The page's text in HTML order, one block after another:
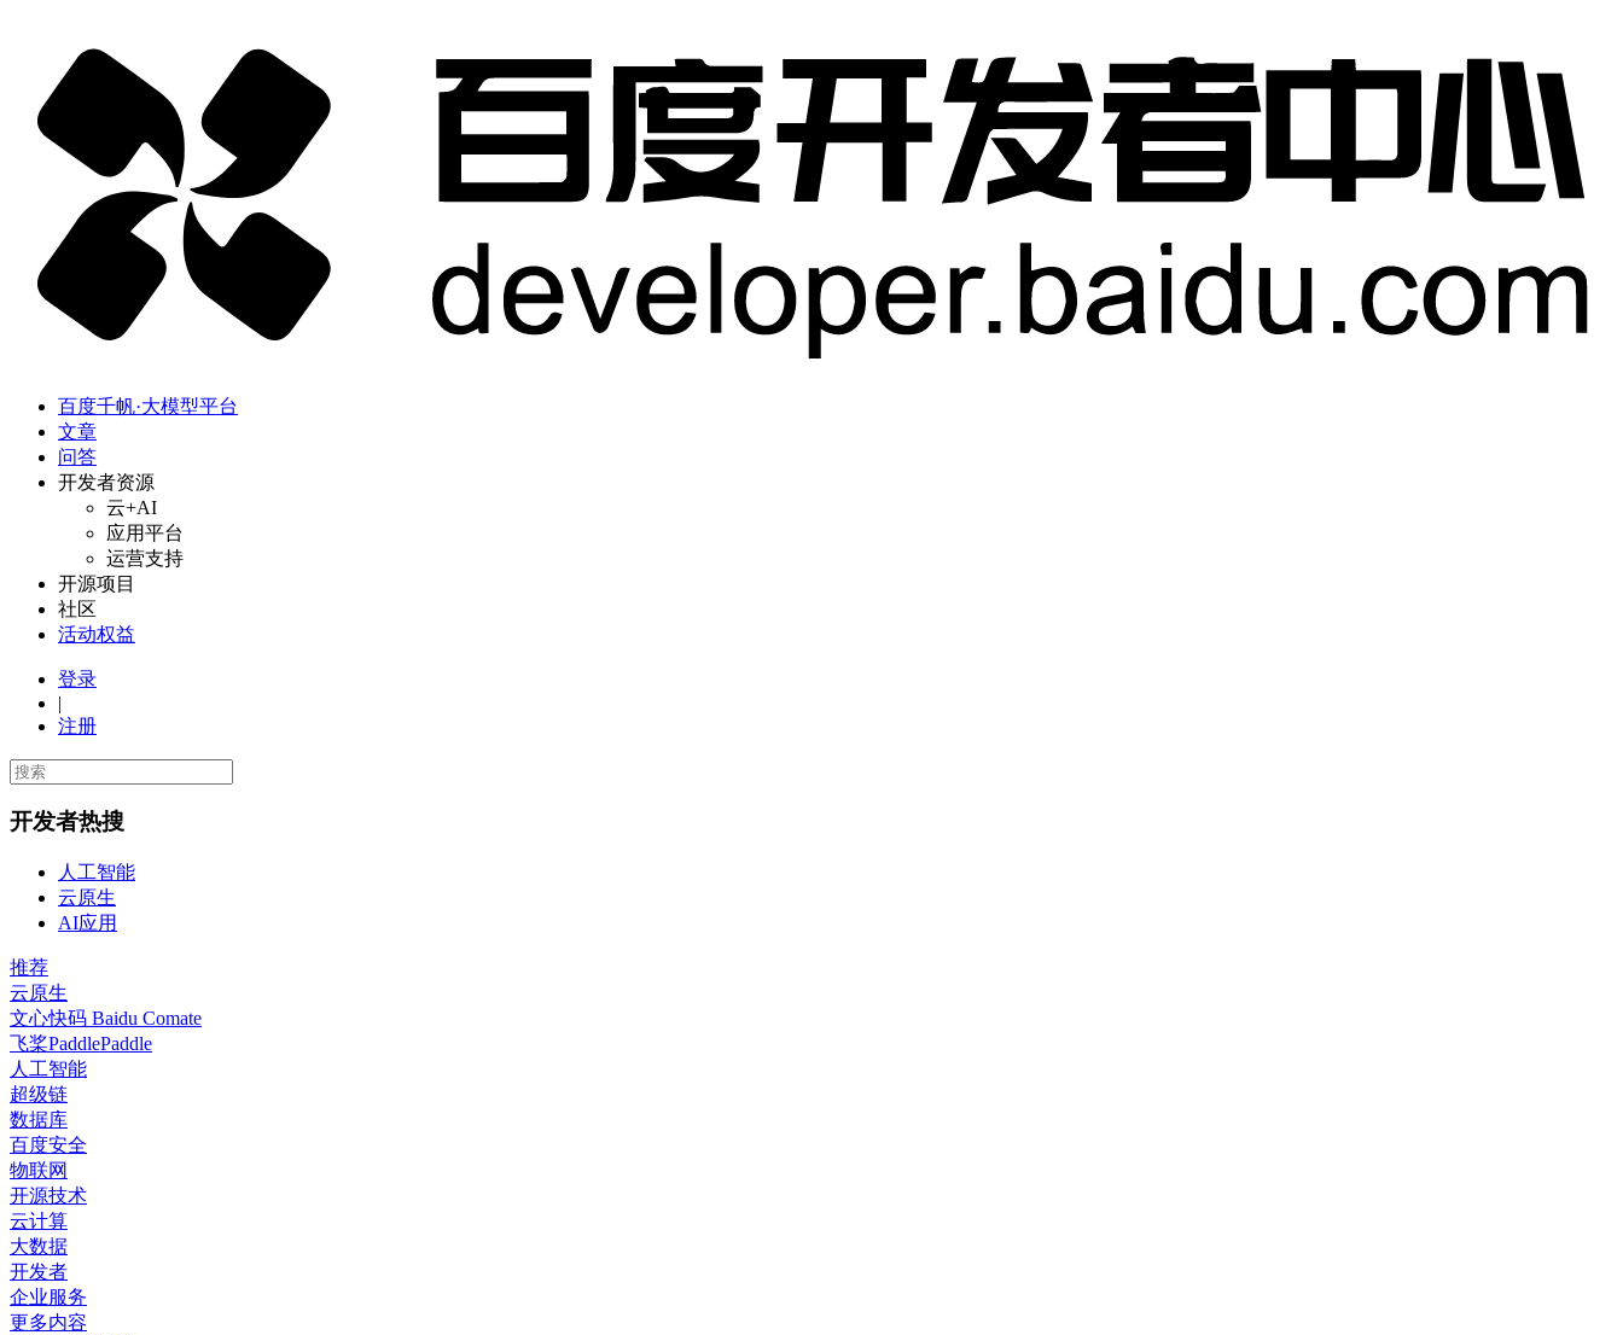
百度千帆·大模型平台
文章
问答
开发者资源
云+AI
应用平台
运营支持
开源项目
社区
活动权益
登录
|
注册
开发者热搜
人工智能
云原生
AI应用
推荐
云原生
文心快码 Baidu Comate
飞桨PaddlePaddle
人工智能
超级链
数据库
百度安全
物联网
开源技术
云计算
大数据
开发者
企业服务
更多内容